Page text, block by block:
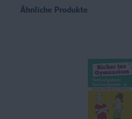
Ähnliche Produkte